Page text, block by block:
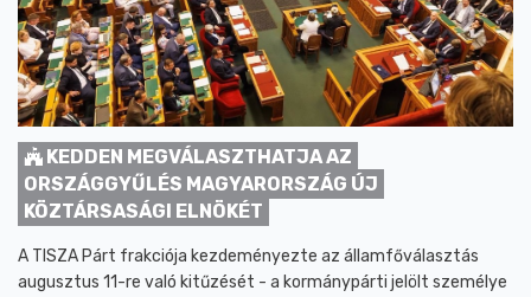
KEDDEN MEGVÁLASZTHATJA AZ
ORSZÁGGYŰLÉS MAGYARORSZÁG ÚJ
KÖZTÁRSASÁGI ELNÖKÉT
A TISZA Párt frakciója kezdeményezte az államfőválasztás
augusztus 11-re való kitűzését - a kormánypárti jelölt személye